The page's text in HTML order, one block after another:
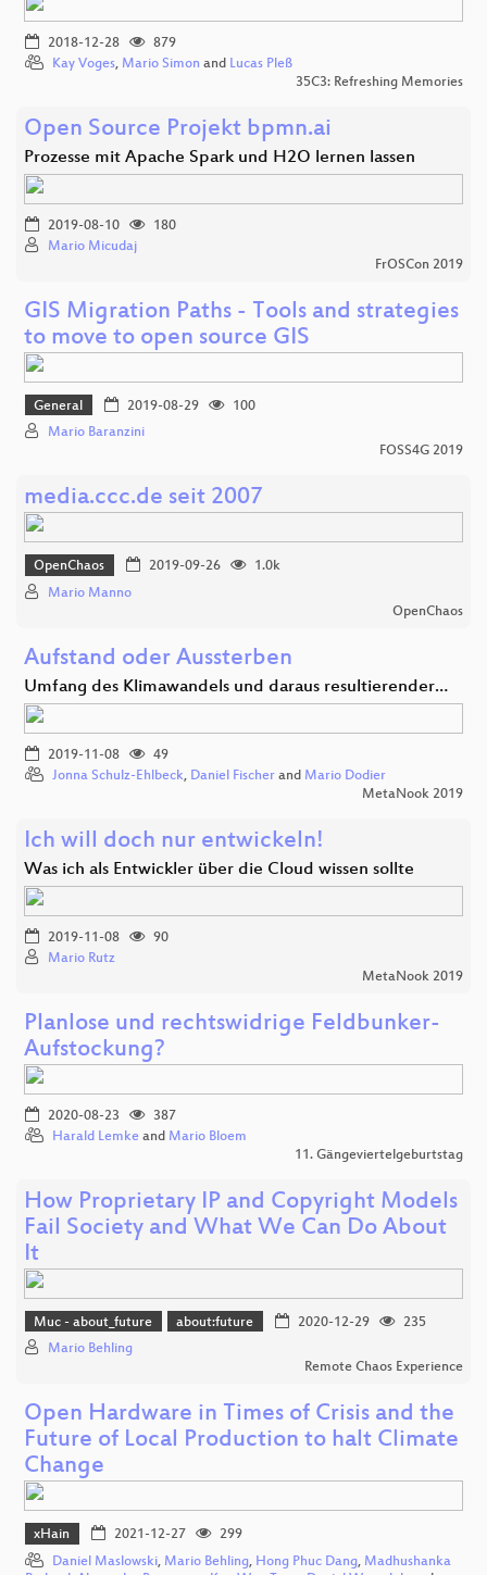
2018-12-28
879
Kay Voges, Mario Simon and Lucas Pleß
35C3: Refreshing Memories
Open Source Projekt bpmn.ai
Prozesse mit Apache Spark und H2O lernen lassen
2019-08-10
180
Mario Micudaj
FrOSCon 2019
GIS Migration Paths - Tools and strategies
to move to open source GIS
General 2019-08-29
100
Mario Baranzini
FOSS4G 2019
media.ccc.de seit 2007
OpenChaos 2019-09-26
1.0k
Mario Manno
OpenChaos
Aufstand oder Aussterben
Umfang des Klimawandels und daraus resultierender…
2019-11-08
49
Jonna Schulz-Ehlbeck, Daniel Fischer and Mario Dodier
MetaNook 2019
Ich will doch nur entwickeln!
Was ich als Entwickler über die Cloud wissen sollte
2019-11-08
90
Mario Rutz
MetaNook 2019
Planlose und rechtswidrige Feldbunker-
Aufstockung?
2020-08-23
387
Harald Lemke and Mario Bloem
11. Gängeviertelgeburtstag
How Proprietary IP and Copyright Models
Fail Society and What We Can Do About
It
Muc - about_future about:future 2020-12-29
235
Mario Behling
Remote Chaos Experience
Open Hardware in Times of Crisis and the
Future of Local Production to halt Climate
Change
xHain 2021-12-27
299
Daniel Maslowski, Mario Behling, Hong Phuc Dang, Madhushanka